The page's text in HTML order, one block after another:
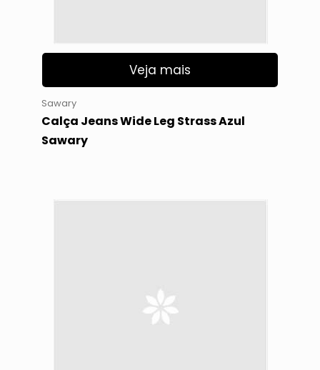
Veja mais
Sawary
Calça Jeans Wide Leg Strass Azul
Sawary